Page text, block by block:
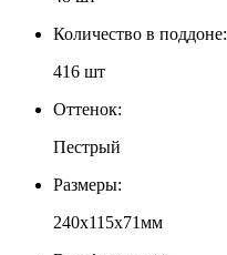
Количество в поддоне:
416 шт
Оттенок:
Пестрый
Размеры:
240x115x71мм